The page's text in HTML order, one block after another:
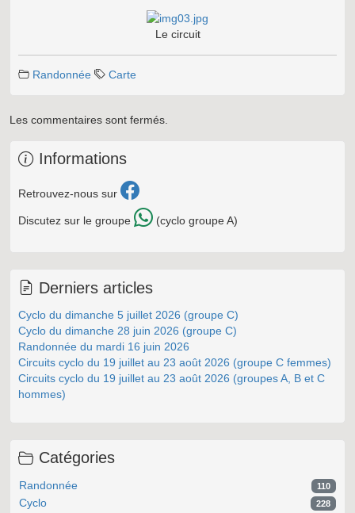
Le circuit
Randonnée Carte
Les commentaires sont fermés.
Informations
Retrouvez-nous sur
Discutez sur le groupe (cyclo groupe A)
Derniers articles
Cyclo du dimanche 5 juillet 2026 (groupe C)
Cyclo du dimanche 28 juin 2026 (groupe C)
Randonnée du mardi 16 juin 2026
Circuits cyclo du 19 juillet au 23 août 2026 (groupe C femmes)
Circuits cyclo du 19 juillet au 23 août 2026 (groupes A, B et C
hommes)
Catégories
Randonnée 110
Cyclo 228